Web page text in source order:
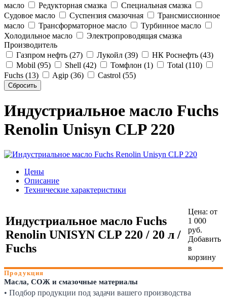
масло
Редукторная смазка
Специальная смазка
Судовое масло
Суспензия смазочная
Трансмиссионное
масло
Трансформаторное масло
Турбинное масло
Холодильное масло
Электропроводящая смазка
Производитель
Газпром нефть (27)
Лукойл (39)
НК Роснефть (43)
Mobil (95)
Shell (42) Томфлон (1)
Total (110)
Fuchs (13)
Agip (36) Castrol (55)
Индустриальное масло Fuchs
Renolin Unisyn CLP 220
Цены
Описание
Технические характеристики
Индустриальное масло Fuchs
Renolin UNISYN CLP 220 / 20 л /
Fuchs
Цена: от
1 000
руб.
Добавить
в
корзину
Продукция
Масла, СОЖ и смазочные материалы
• Подбор продукции под задачи вашего производства